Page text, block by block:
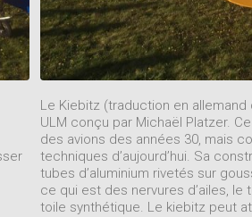
Le Kiebitz (traduction en allemand
ULM conçu par Michaël Platzer.
des avions des années 30, mais
techniques d’aujourd’hui. Sa
tubes d’aluminium rivetés sur
ce qui est des nervures d’ailes, le
toile synthétique. Le kiebitz peut